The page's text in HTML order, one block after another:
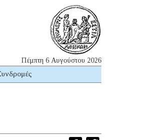
Πέμπτη 6 Αυγούστου 2026